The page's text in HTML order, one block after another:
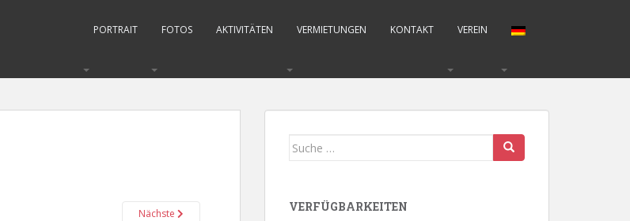
PORTRAIT FOTOS AKTIVITÄTEN VERMIETUNGEN KONTAKT VEREIN
Nächste
Suche
VERFÜGBARKEITEN